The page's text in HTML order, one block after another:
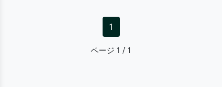
1
ページ 1 / 1